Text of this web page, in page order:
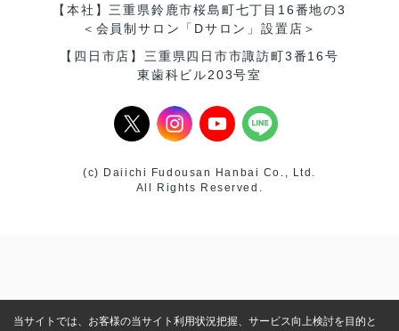
【本社】三重県鈴鹿市桜島町七丁目16番地の3
＜会員制サロン「Dサロン」設置店＞
【四日市店】三重県四日市市諏訪町3番16号
東歯科ビル203号室
(c) Daiichi Fudousan Hanbai Co., Ltd.
All Rights Reserved.
当サイトでは、お客様の当サイト利用状況把握、サービス向上検討を目的と